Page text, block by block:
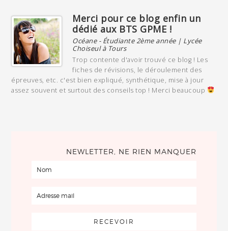
Merci pour ce blog enfin un
dédié aux BTS GPME !
Océane - Étudiante 2ème année | Lycée
Choiseul à Tours
Trop contente d'avoir trouvé ce blog ! Les
fiches de révisions, le déroulement des
épreuves, etc. c'est bien expliqué, synthétique, mise à jour
assez souvent et surtout des conseils top ! Merci beaucoup
NEWLETTER, NE RIEN MANQUER